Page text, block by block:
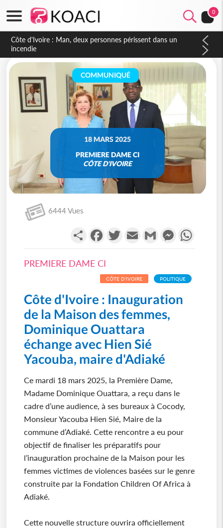
0
Côte d'Ivoire : Séileu, la célébration de la fête nationale
transformée en vaste campagne contre les produits
dépigmentants dangereux
COMMUNIQUÉ
18 MARS 2025
PREMIERE DAME CI
CÔTE D'IVOIRE
6444 Vues
PartagerFacebookTwitterEmail Gmail Messenger
PREMIERE DAME CI
CÔTE D'IVOIRE POLITIQUE
Côte d'Ivoire : Inauguration
de la Maison des femmes,
Dominique Ouattara
échange avec Hien Sié
Yacouba, maire d'Adiaké
Ce mardi 18 mars 2025, la Première Dame,
Madame Dominique Ouattara, a reçu dans le
cadre d’une audience, à ses bureaux à Cocody,
Monsieur Yacouba Hien Sié, Maire de la
commune d’Adiaké. Cette rencontre a eu pour
objectif de finaliser les préparatifs pour
l’inauguration prochaine de la Maison pour les
femmes victimes de violences basées sur le genre
construite par la Fondation Children Of Africa à
Adiaké.
Cette nouvelle structure ouvrira officiellement